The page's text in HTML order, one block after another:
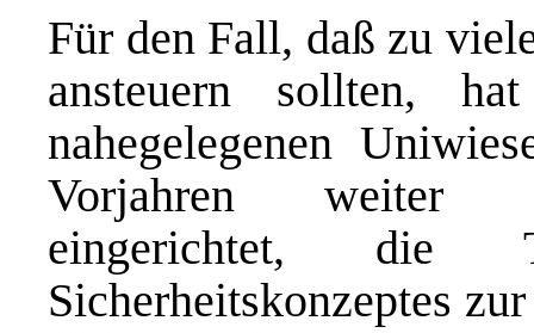
Für den Fall, daß zu
ansteuern sollten,
nahegelegenen
Vorjahren weiter
eingerichtet,
Sicherheitskonzeptes